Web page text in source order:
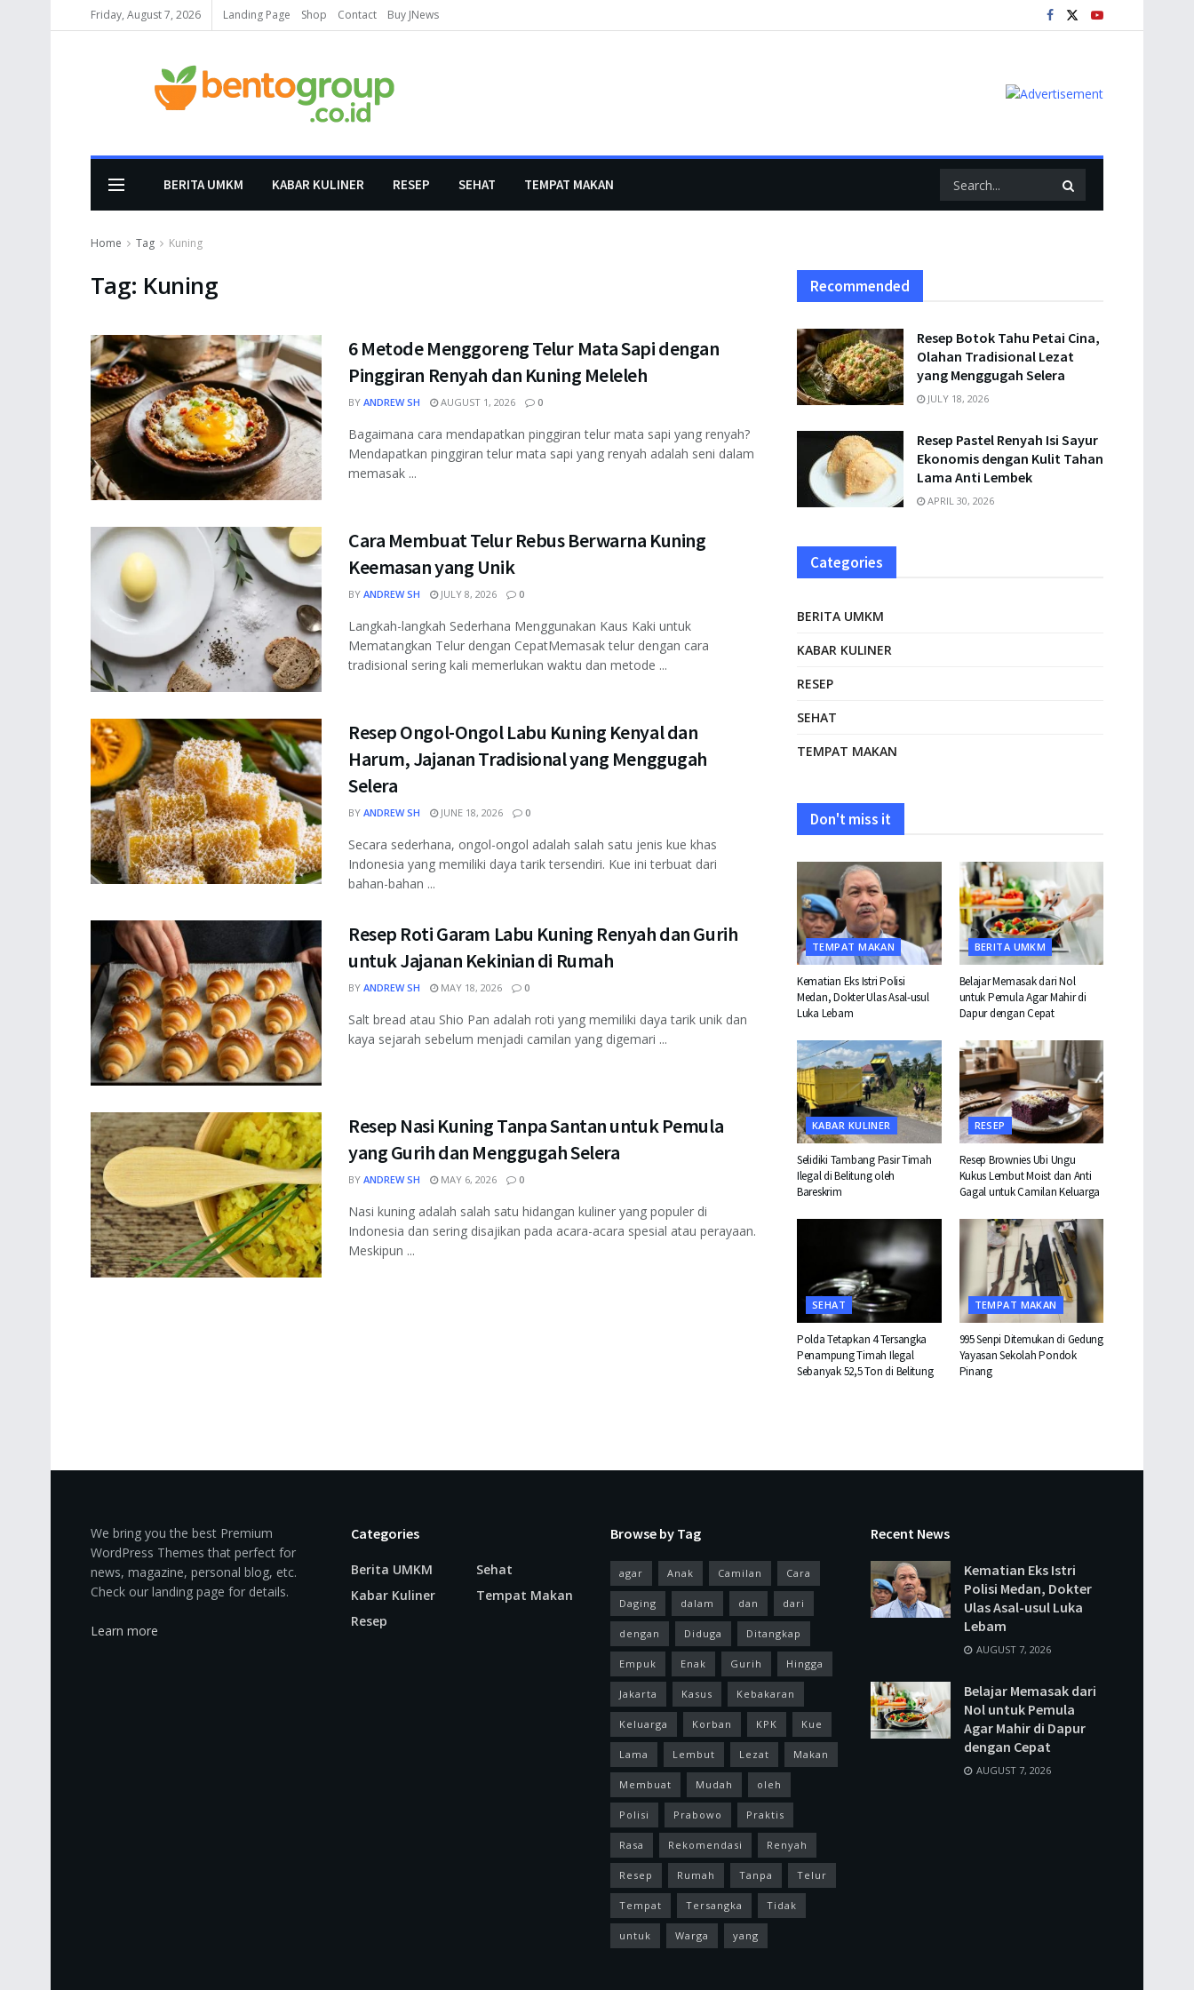
Friday, August 7, 2026 Landing Page Shop Contact Buy JNews
BERITA UMKM KABAR KULINER RESEP SEHAT TEMPAT MAKAN
Home Tag Kuning
Tag: Kuning
6 Metode Menggoreng Telur Mata Sapi dengan
Pinggiran Renyah dan Kuning Meleleh
BY ANDREW SH AUGUST 1, 2026 0
Bagaimana cara mendapatkan pinggiran telur mata sapi yang renyah?
Mendapatkan pinggiran telur mata sapi yang renyah adalah seni dalam
memasak ...
Cara Membuat Telur Rebus Berwarna Kuning
Keemasan yang Unik
BY ANDREW SH JULY 8, 2026 0
Langkah-langkah Sederhana Menggunakan Kaus Kaki untuk
Mematangkan Telur dengan CepatMemasak telur dengan cara
tradisional sering kali memerlukan waktu dan metode ...
Resep Ongol-Ongol Labu Kuning Kenyal dan
Harum, Jajanan Tradisional yang Menggugah
Selera
BY ANDREW SH JUNE 18, 2026 0
Secara sederhana, ongol-ongol adalah salah satu jenis kue khas
Indonesia yang memiliki daya tarik tersendiri. Kue ini terbuat dari
bahan-bahan ...
Resep Roti Garam Labu Kuning Renyah dan Gurih
untuk Jajanan Kekinian di Rumah
BY ANDREW SH MAY 18, 2026 0
Salt bread atau Shio Pan adalah roti yang memiliki daya tarik unik dan
kaya sejarah sebelum menjadi camilan yang digemari ...
Resep Nasi Kuning Tanpa Santan untuk Pemula
yang Gurih dan Menggugah Selera
BY ANDREW SH MAY 6, 2026 0
Nasi kuning adalah salah satu hidangan kuliner yang populer di
Indonesia dan sering disajikan pada acara-acara spesial atau perayaan.
Meskipun ...
Recommended
Resep Botok Tahu Petai Cina,
Olahan Tradisional Lezat
yang Menggugah Selera
JULY 18, 2026
Resep Pastel Renyah Isi Sayur
Ekonomis dengan Kulit Tahan
Lama Anti Lembek
APRIL 30, 2026
Categories
BERITA UMKM
KABAR KULINER
RESEP
SEHAT
TEMPAT MAKAN
Don't miss it
TEMPAT MAKAN
Kematian Eks Istri Polisi
Medan, Dokter Ulas Asal-usul
Luka Lebam
BERITA UMKM
Belajar Memasak dari Nol
untuk Pemula Agar Mahir di
Dapur dengan Cepat
KABAR KULINER
Selidiki Tambang Pasir Timah
Ilegal di Belitung oleh
Bareskrim
RESEP
Resep Brownies Ubi Ungu
Kukus Lembut Moist dan Anti
Gagal untuk Camilan Keluarga
SEHAT
Polda Tetapkan 4 Tersangka
Penampung Timah Ilegal
Sebanyak 52,5 Ton di Belitung
TEMPAT MAKAN
995 Senpi Ditemukan di Gedung
Yayasan Sekolah Pondok
Pinang
We bring you the best Premium
WordPress Themes that perfect for
news, magazine, personal blog, etc.
Check our landing page for details.
Learn more
Categories
Berita UMKM
Kabar Kuliner
Resep
Sehat
Tempat Makan
Browse by Tag
agar Anak Camilan Cara
Daging dalam dan dari
dengan Diduga Ditangkap
Empuk Enak Gurih Hingga
Jakarta Kasus Kebakaran
Keluarga Korban KPK Kue
Lama Lembut Lezat Makan
Membuat Mudah oleh
Polisi Prabowo Praktis
Rasa Rekomendasi Renyah
Resep Rumah Tanpa Telur
Tempat Tersangka Tidak
untuk Warga yang
Recent News
Kematian Eks Istri
Polisi Medan, Dokter
Ulas Asal-usul Luka
Lebam
AUGUST 7, 2026
Belajar Memasak dari
Nol untuk Pemula
Agar Mahir di Dapur
dengan Cepat
AUGUST 7, 2026